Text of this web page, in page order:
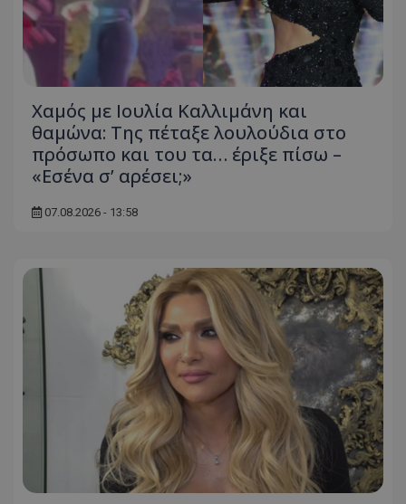
Χαμός με Ιουλία Καλλιμάνη και
θαμώνα: Της πέταξε λουλούδια στο
πρόσωπο και του τα… έριξε πίσω –
«Εσένα σ’ αρέσει;»
07.08.2026 - 13:58